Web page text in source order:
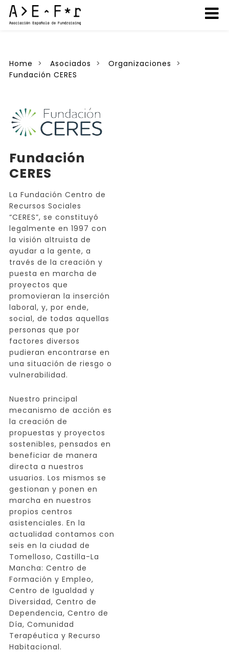
Home Asociados
Organizaciones
Fundación CERES
Fundación
CERES
La Fundación Centro de
Recursos Sociales
“CERES”, se constituyó
legalmente en 1997 con
la visión altruista de
ayudar a la gente, a
través de la creación y
puesta en marcha de
proyectos que
promovieran la inserción
laboral, y, por ende,
social, de todas aquellas
personas que por
factores diversos
pudieran encontrarse en
una situación de riesgo o
vulnerabilidad.
Nuestro principal
mecanismo de acción es
la creación de
propuestas y proyectos
sostenibles, pensados en
beneficiar de manera
directa a nuestros
usuarios. Los mismos se
gestionan y ponen en
marcha en nuestros
propios centros
asistenciales. En la
actualidad contamos con
seis en la ciudad de
Tomelloso, Castilla-La
Mancha: Centro de
Formación y Empleo,
Centro de Igualdad y
Diversidad, Centro de
Dependencia, Centro de
Día, Comunidad
Terapéutica y Recurso
Habitacional.